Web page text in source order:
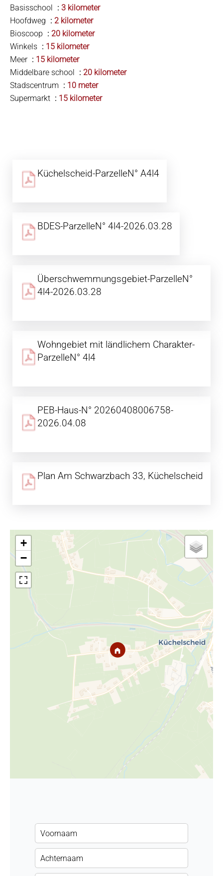
Basisschool
3 kilometer
Hoofdweg
2 kilometer
Bioscoop
20 kilometer
Winkels
15 kilometer
Meer
15 kilometer
Middelbare school
20 kilometer
Stadscentrum
10 meter
Supermarkt
15 kilometer
Küchelscheid-ParzelleN° A4l4
BDES-ParzelleN° 4l4-2026.03.28
Überschwemmungsgebiet-ParzelleN°
4l4-2026.03.28
Wohngebiet mit ländlichem Charakter-
ParzelleN° 4l4
PEB-Haus-N° 20260408006758-
2026.04.08
Plan Am Schwarzbach 33, Küchelscheid
+
−